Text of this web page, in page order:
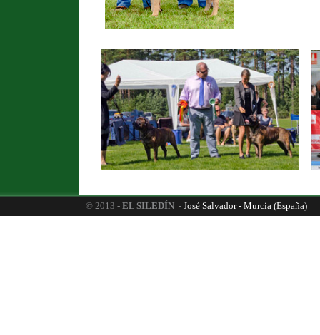
© 2013 - EL SILEDÍN - José Salvador - Murcia (España)